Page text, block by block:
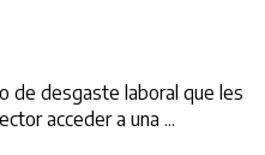
de desgaste laboral que les
acceder a una ...